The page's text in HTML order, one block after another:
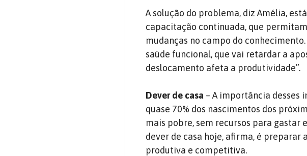
A solução do problema, diz Amélia,
capacitação continuada, que
mudanças no campo do
saúde funcional, que vai retardar a
deslocamento afeta a produtividade”.
Dever de casa – A importância desses
quase 70% dos nascimentos dos
mais pobre, sem recursos para gastar
dever de casa hoje, afirma, é
produtiva e competitiva.